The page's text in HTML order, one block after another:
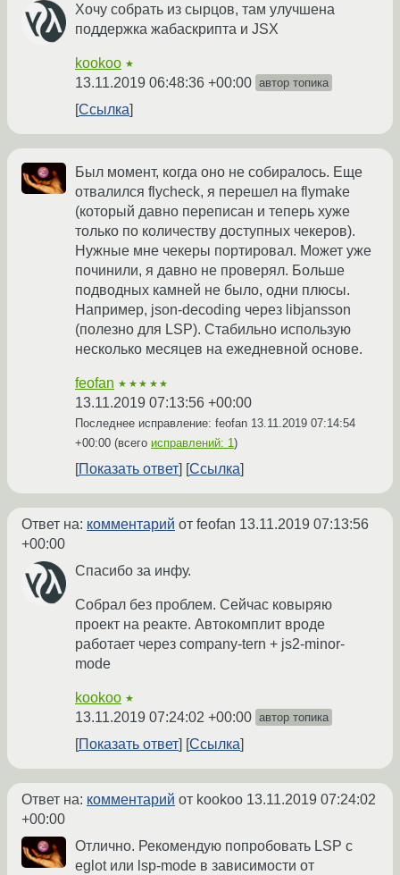
Хочу собрать из сырцов, там улучшена
поддержка жабаскрипта и JSX
kookoo ★
13.11.2019 06:48:36 +00:00 автор топика
Ссылка
Был момент, когда оно не собиралось. Еще
отвалился flycheck, я перешел на flymake
(который давно переписан и теперь хуже
только по количеству доступных чекеров).
Нужные мне чекеры портировал. Может уже
починили, я давно не проверял. Больше
подводных камней не было, одни плюсы.
Например, json-decoding через libjansson
(полезно для LSP). Стабильно использую
несколько месяцев на ежедневной основе.
feofan ★★★★★
13.11.2019 07:13:56 +00:00
Последнее исправление: feofan 13.11.2019 07:14:54
+00:00 (всего исправлений: 1)
Показать ответ Ссылка
Ответ на: комментарий от feofan 13.11.2019 07:13:56
+00:00
Спасибо за инфу.
Собрал без проблем. Сейчас ковыряю
проект на реакте. Автокомплит вроде
работает через company-tern + js2-minor-
mode
kookoo ★
13.11.2019 07:24:02 +00:00 автор топика
Показать ответ Ссылка
Ответ на: комментарий от kookoo 13.11.2019 07:24:02
+00:00
Отлично. Рекомендую попробовать LSP с
eglot или lsp-mode в зависимости от